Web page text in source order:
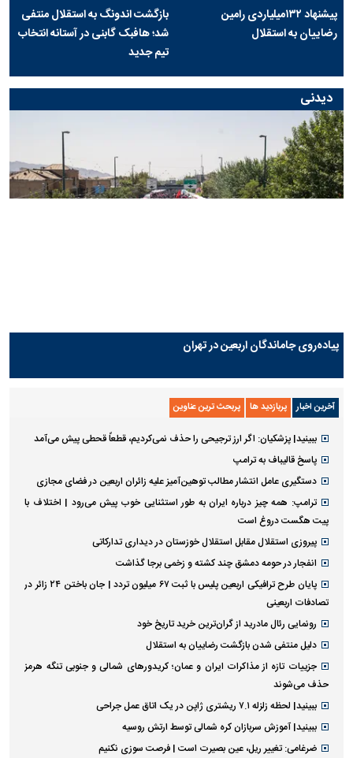
پیشنهاد ۱۳۲میلیاردی رامین
رضاییان به استقلال
بازگشت اندونگ به استقلال منتفی
شد؛ هافبک گابنی در آستانه انتخاب
تیم جدید
دیدنی
پیاده‌روی جاماندگان اربعین در تهران
آخرین اخبار پربازدید ها پربحث ترین عناوین
ببینید| پزشکیان: اگر ارز ترجیحی را حذف نمی‌کردیم، قطعاً قحطی پیش می‌آمد
پاسخ قالیباف به ترامپ
دستگیری عامل انتشار مطالب توهین‌آمیز علیه زائران اربعین در فضای مجازی
ترامپ: همه چیز درباره ایران به طور استثنایی خوب پیش می‌رود | اختلاف با
پیت هگست دروغ است
پیروزی استقلال مقابل استقلال خوزستان در دیداری تدارکاتی
انفجار در حومه دمشق چند کشته و زخمی برجا گذاشت
پایان طرح ترافیکی اربعین پلیس با ثبت ۶۷ میلیون تردد | جان باختن ۲۴ زائر در
تصادفات اربعینی
رونمایی رئال مادرید از گران‌ترین خرید تاریخ خود
دلیل منتفی شدن بازگشت رضاییان به استقلال
جزییات تازه از مذاکرات ایران و عمان؛ کریدورهای شمالی و جنوبی تنگه هرمز
حذف می‌شوند
ببینید| لحظه زلزله ۷.۱ ریشتری ژاپن در یک اتاق عمل جراحی
ببینید| آموزش سربازان کره شمالی توسط ارتش روسیه
ضرغامی: تغییر ریل، عین بصیرت است | فرصت سوزی نکنیم